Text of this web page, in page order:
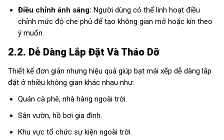
Điều chỉnh ánh sáng: Người dùng có thể linh hoạt điều
chỉnh mức độ che phủ để tạo không gian mở hoặc kín theo
ý muốn.
2.2. Dễ Dàng Lắp Đặt Và Tháo Dỡ
Thiết kế đơn giản nhưng hiệu quả giúp bạt mái xếp dễ dàng lắp
đặt ở nhiều không gian khác nhau như:
Quán cà phê, nhà hàng ngoài trời.
Sân vườn, hồ bơi gia đình.
Khu vực tổ chức sự kiện ngoài trời.